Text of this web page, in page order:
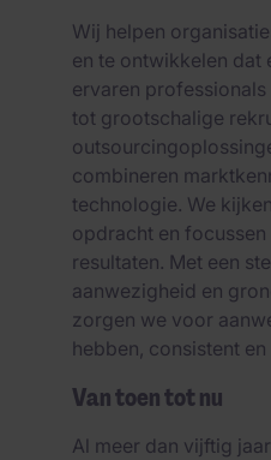
Wij helpen
en te ontwikkelen dat
ervaren
tot grootschalige
combineren
technologie. We
opdracht en
resultaten. Met een
aanwezigheid en
zorgen we voor
hebben, consistent
Van toen tot nu
Al meer dan vijftig